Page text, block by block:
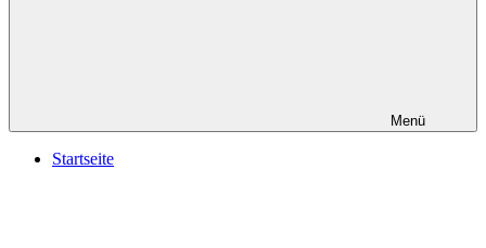
Menü
Startseite